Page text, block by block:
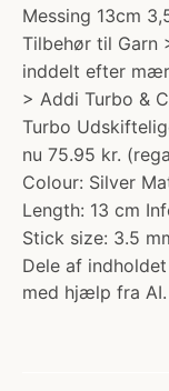
Messing 13cm
Tilbehør til Garn
inddelt efter
> Addi Turbo &
Turbo
nu 75.95 kr.
Colour: Silver
Length: 13 cm
Stick size: 3.5
Dele af
med hjælp fra AI.